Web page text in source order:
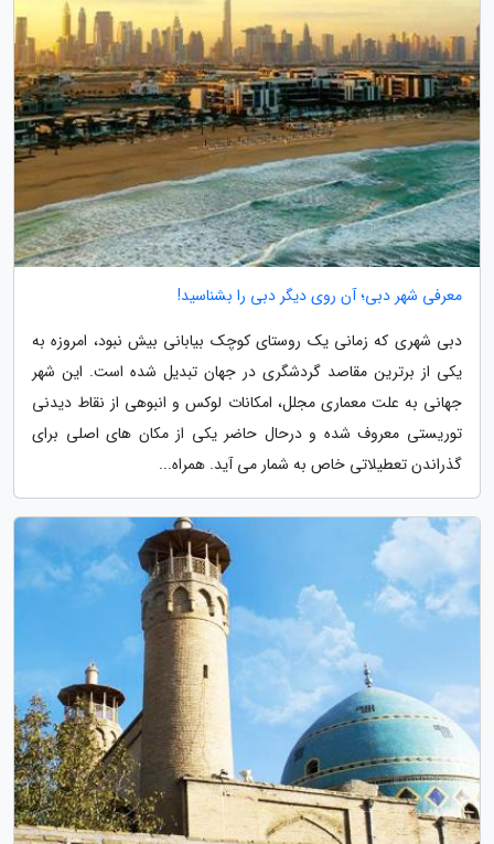
معرفی شهر دبی؛ آن روی دیگر دبی را بشناسید!
دبی شهری که زمانی یک روستای کوچک بیابانی بیش نبود، امروزه به
یکی از برترین مقاصد گردشگری در جهان تبدیل شده است. این شهر
جهانی به علت معماری مجلل، امکانات لوکس و انبوهی از نقاط دیدنی
توریستی معروف شده و درحال حاضر یکی از مکان های اصلی برای
گذراندن تعطیلاتی خاص به شمار می آید. همراه...